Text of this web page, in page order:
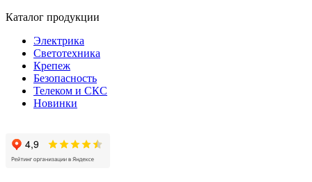
Каталог продукции
Электрика
Светотехника
Крепеж
Безопасность
Телеком и СКС
Новинки